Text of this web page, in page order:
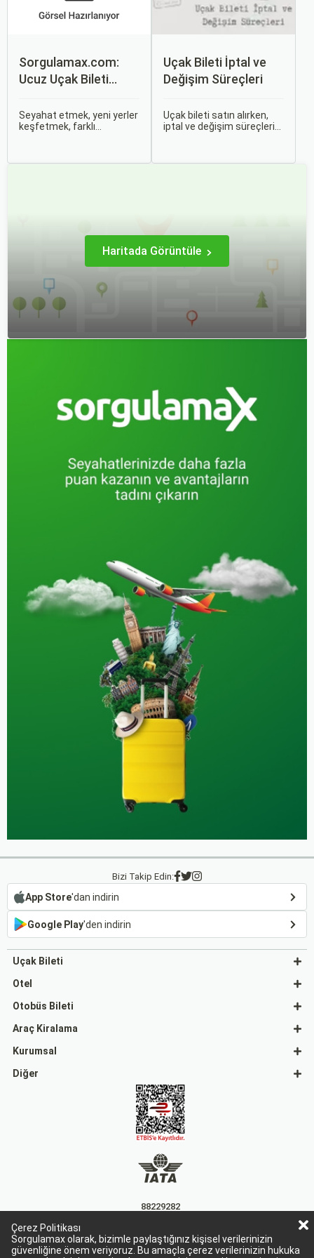
Çerez Politikası
Sorgulamax olarak, bizimle paylaştığınız kişisel verilerinizin
güvenliğine önem veriyoruz. Bu amaçla çerez verilerinizin hukuka
Sorgulamax.com:
Ucuz Uçak Bileti
Seyahat etmek, yeni yerler
keşfetmek, farklı
Uçak Bileti İptal ve
Değişim Süreçleri
Uçak bileti satın alırken,
iptal ve değişim süreçlerini
değineceğiz.
Haritada Görüntüle
Bizi Takip Edin:
App Store'dan indirin
Google Play'den indirin
Uçak Bileti
Otel
Otobüs Bileti
Araç Kiralama
Kurumsal
Diğer
88229282
15863